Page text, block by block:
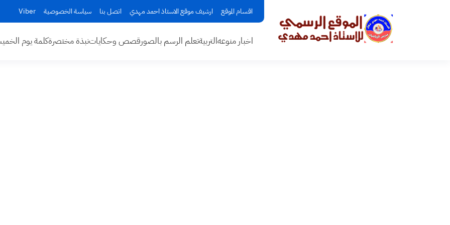
اقسام الموقع ارشيف موقع الاستاذ احمد مهدي اتصل بنا سياسة الخصوصية Viber
اخبار منوعهالتربيةتعلم الرسم بالصورقصص وحكاياتنبذة مختصرةكلمة يوم